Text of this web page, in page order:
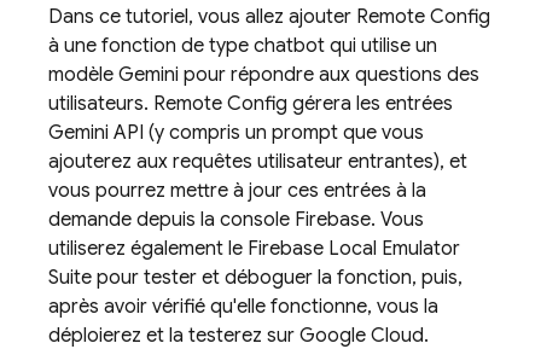
Dans ce tutoriel, vous allez ajouter Remote Config
à une fonction de type chatbot qui utilise un
modèle Gemini pour répondre aux questions des
utilisateurs. Remote Config gérera les entrées
Gemini API (y compris un prompt que vous
ajouterez aux requêtes utilisateur entrantes), et
vous pourrez mettre à jour ces entrées à la
demande depuis la console Firebase. Vous
utiliserez également le Firebase Local Emulator
Suite pour tester et déboguer la fonction, puis,
après avoir vérifié qu'elle fonctionne, vous la
déploierez et la testerez sur Google Cloud.